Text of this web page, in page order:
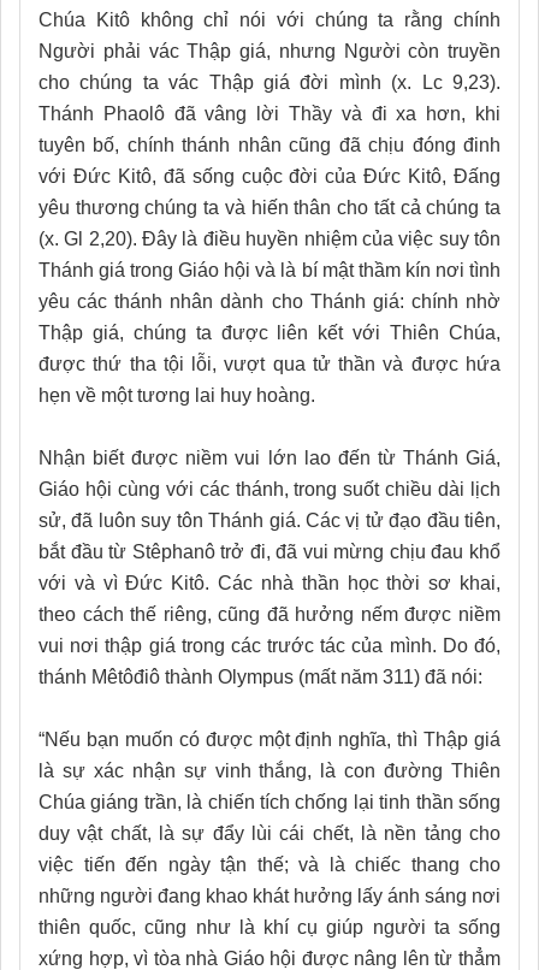
Chúa Kitô không chỉ nói với chúng ta rằng chính
Người phải vác Thập giá, nhưng Người còn truyền
cho chúng ta vác Thập giá đời mình (x. Lc 9,23).
Thánh Phaolô đã vâng lời Thầy và đi xa hơn, khi
tuyên bố, chính thánh nhân cũng đã chịu đóng đinh
với Đức Kitô, đã sống cuộc đời của Đức Kitô, Đấng
yêu thương chúng ta và hiến thân cho tất cả chúng ta
(x. Gl 2,20). Đây là điều huyền nhiệm của việc suy tôn
Thánh giá trong Giáo hội và là bí mật thầm kín nơi tình
yêu các thánh nhân dành cho Thánh giá: chính nhờ
Thập giá, chúng ta được liên kết với Thiên Chúa,
được thứ tha tội lỗi, vượt qua tử thần và được hứa
hẹn về một tương lai huy hoàng.
Nhận biết được niềm vui lớn lao đến từ Thánh Giá,
Giáo hội cùng với các thánh, trong suốt chiều dài lịch
sử, đã luôn suy tôn Thánh giá. Các vị tử đạo đầu tiên,
bắt đầu từ Stêphanô trở đi, đã vui mừng chịu đau khổ
với và vì Đức Kitô. Các nhà thần học thời sơ khai,
theo cách thế riêng, cũng đã hưởng nếm được niềm
vui nơi thập giá trong các trước tác của mình. Do đó,
thánh Mêtôđiô thành Olympus (mất năm 311) đã nói:
“Nếu bạn muốn có được một định nghĩa, thì Thập giá
là sự xác nhận sự vinh thắng, là con đường Thiên
Chúa giáng trần, là chiến tích chống lại tinh thần sống
duy vật chất, là sự đẩy lùi cái chết, là nền tảng cho
việc tiến đến ngày tận thế; và là chiếc thang cho
những người đang khao khát hưởng lấy ánh sáng nơi
thiên quốc, cũng như là khí cụ giúp người ta sống
xứng hợp, vì tòa nhà Giáo hội được nâng lên từ thẳm